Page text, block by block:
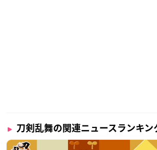
刀剣乱舞の関連ニュースランキン